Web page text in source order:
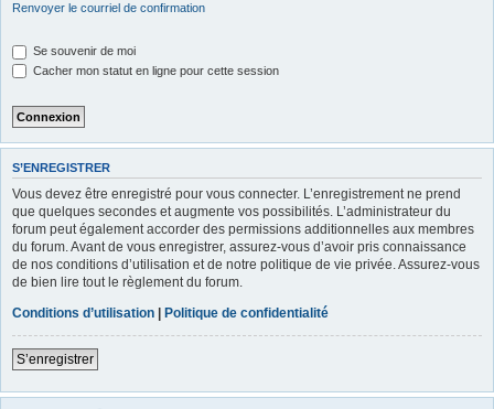
Renvoyer le courriel de confirmation
Se souvenir de moi
Cacher mon statut en ligne pour cette session
S’ENREGISTRER
Vous devez être enregistré pour vous connecter. L’enregistrement ne prend
que quelques secondes et augmente vos possibilités. L’administrateur du
forum peut également accorder des permissions additionnelles aux membres
du forum. Avant de vous enregistrer, assurez-vous d’avoir pris connaissance
de nos conditions d’utilisation et de notre politique de vie privée. Assurez-vous
de bien lire tout le règlement du forum.
Conditions d’utilisation | Politique de confidentialité
S’enregistrer